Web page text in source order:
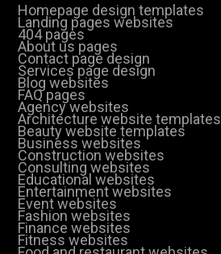
Homepage design templates
Landing pages websites
404 pages
About us pages
Contact page design
Services page design
Blog websites
FAQ pages
Agency websites
Architecture website templates
Beauty website templates
Business websites
Construction websites
Consulting websites
Educational websites
Entertainment websites
Event websites
Fashion websites
Finance websites
Fitness websites